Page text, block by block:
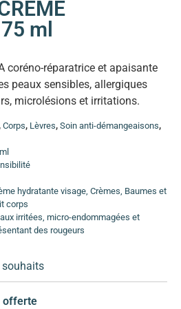
(12)
et fourchues
une solution
ans)
adolescent (5-18 ans)
(4)
ml
coréno-réparatrice et apaisante
peaux sensibles, allergiques
microlésions et irritations.
Corps, Lèvres, Soin anti-démangeaisons,
hydratante visage, Crèmes, Baumes et
corps
irritées, micro-endommagées et
des rougeurs
souhaits
offerte